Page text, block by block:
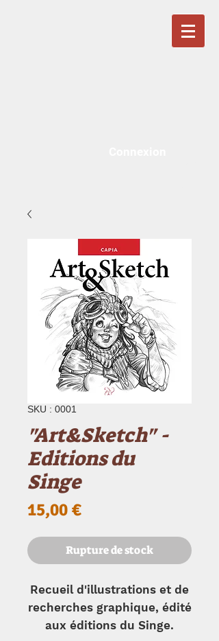
SKU : 0001
"Art&Sketch" -
Editions du
Singe
15,00 €Prix
Rupture de stock
Recueil d'illustrations et de
recherches graphique, édité
aux éditions du Singe.